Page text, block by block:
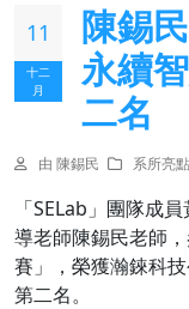
11
十二
月
陳錫
永續
二名
由 陳錫民 系所亮點
「SELab」團隊成
導老師陳錫民老師
賽」，榮獲瀚錸科
第二名。